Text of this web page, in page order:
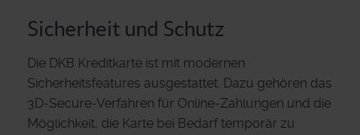
Sicherheit und Schutz
Die DKB Kreditkarte ist mit modernen
Sicherheitsfeatures ausgestattet. Dazu gehören das
3D-Secure-Verfahren für Online-Zahlungen und die
Möglichkeit, die Karte bei Bedarf temporär zu